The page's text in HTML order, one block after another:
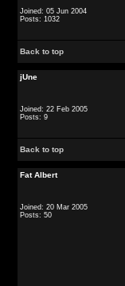
Joined: 05 Jun 2004
Posts: 1032
Back to top
jUne
Joined: 22 Feb 2005
Posts: 9
Back to top
Fat Albert
Joined: 20 Mar 2005
Posts: 50